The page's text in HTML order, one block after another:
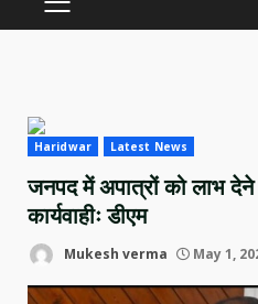
PRIMARY
Haridwar Latest News
जनपद में अपात्रों को लाभ देने
कार्यवाहीः डीएम
Mukesh verma May 1,